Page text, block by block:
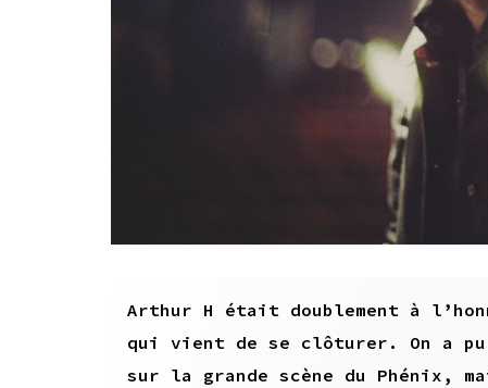
Arthur H était doublement à
qui vient de se clôturer. On a
sur la grande scène du Phénix,